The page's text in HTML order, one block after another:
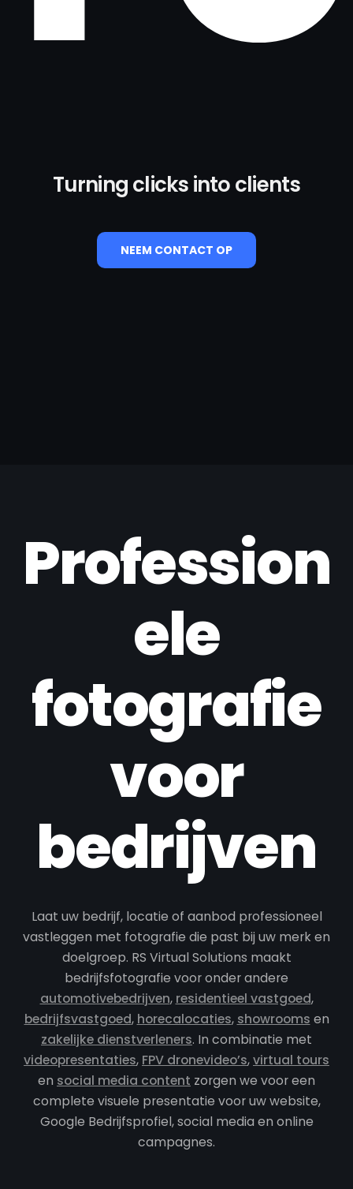
Turning clicks into clients
NEEM CONTACT OP
Profession
ele
fotografie
voor
bedrijven
Laat uw bedrijf, locatie of aanbod professioneel
vastleggen met fotografie die past bij uw merk en
doelgroep. RS Virtual Solutions maakt
bedrijfsfotografie voor onder andere
automotivebedrijven, residentieel vastgoed,
bedrijfsvastgoed, horecalocaties, showrooms en
zakelijke dienstverleners. In combinatie met
videopresentaties, FPV dronevideo’s,virtual tours
en social media content zorgen we voor een
complete visuele presentatie voor uw website,
Google Bedrijfsprofiel, social media en online
campagnes.